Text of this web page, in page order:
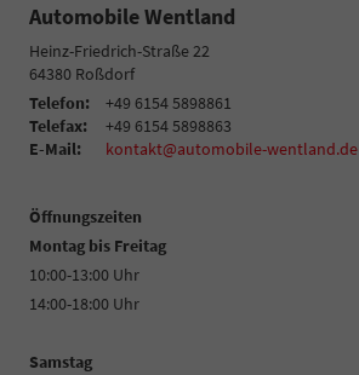
Automobile Wentland
Heinz-Friedrich-Straße 22
64380 Roßdorf
Telefon:
+49 6154 5898861
Telefax:
+49 6154 5898863
E-Mail:
kontakt@automobile-wentland.de
Öffnungszeiten
Montag bis Freitag
10:00-13:00 Uhr
14:00-18:00 Uhr
Samstag